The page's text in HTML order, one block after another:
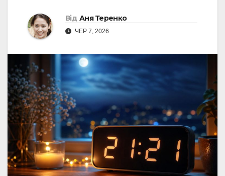
Від Аня Теренко
ЧЕР 7, 2026